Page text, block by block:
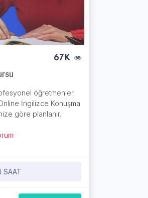
67K
öğretmenler
İngilizce Konuşma
göre planlanır.
SAAT